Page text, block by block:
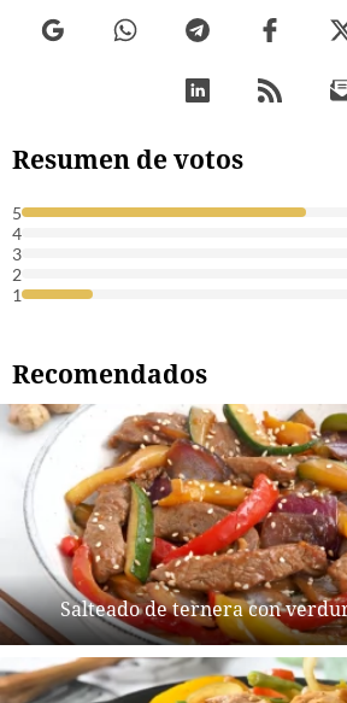
Resumen de votos
5
4
3
2
1
Recomendados
Salteado de ternera con